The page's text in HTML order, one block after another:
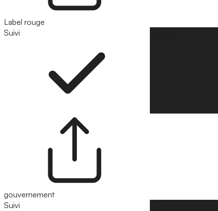
Label rouge
Suivi
gouvernement
Suivi